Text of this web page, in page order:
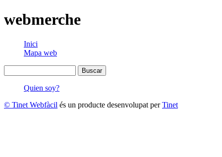
webmerche
Inici
Mapa web
Quien soy?
© Tinet Webfàcil és un producte desenvolupat perTinet